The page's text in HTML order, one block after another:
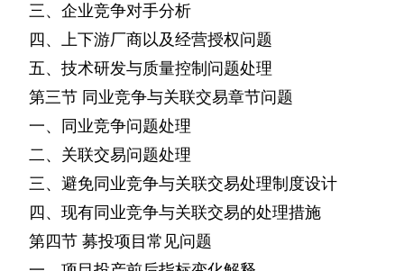
三、企业竞争对手分析
四、上下游厂商以及经营授权问题
五、技术研发与质量控制问题处理
第三节 同业竞争与关联交易章节问题
一、同业竞争问题处理
二、关联交易问题处理
三、避免同业竞争与关联交易处理制度设计
四、现有同业竞争与关联交易的处理措施
第四节 募投项目常见问题